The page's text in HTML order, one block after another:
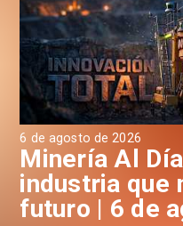
6 de agosto de 2026
Minería Al
industria que
futuro | 6 de